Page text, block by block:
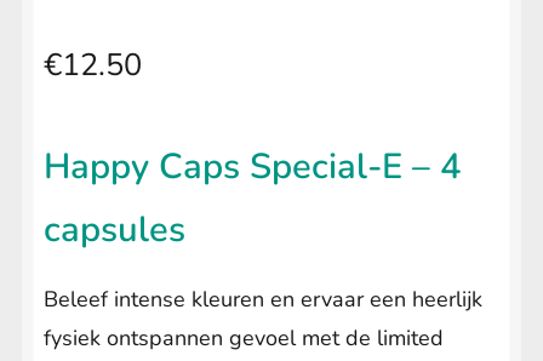
€12.50
Happy Caps Special-E – 4
capsules
Beleef intense kleuren en ervaar een heerlijk
fysiek ontspannen gevoel met de limited